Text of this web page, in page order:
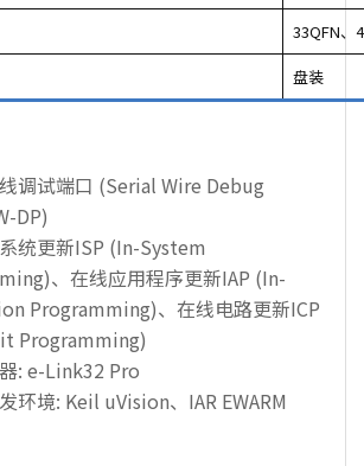
33QFN、
盘装
调试端口 (Serial Wire Debug
DP)
统更新ISP (In-System
、在线应用程序更新IAP (In-
Programming)、在线电路更新ICP
Programming)
: e-Link32 Pro
环境: Keil uVision、IAR EWARM